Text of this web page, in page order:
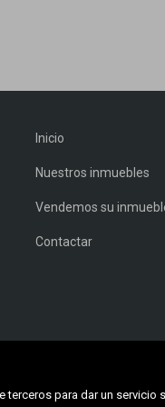
para dar un
Inicio
Nuestros inmuebles
Vendemos su
Contactar